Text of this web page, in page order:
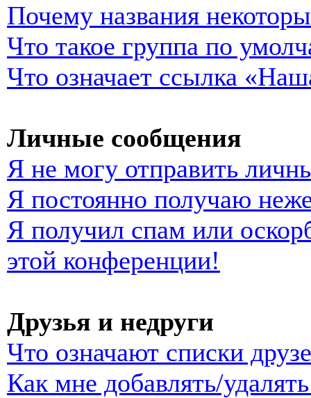
Почему названия
Что такое группа по
Что означает ссылка
Личные сообщения
Я не могу отправить
Я постоянно получаю
Я получил спам или
этой конференции!
Друзья и недруги
Что означают списки
Как мне добавлять/